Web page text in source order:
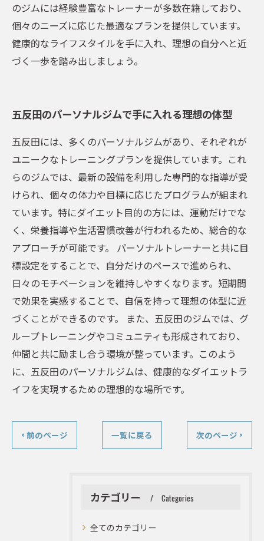
のジムには経験豊富なトレーナーが多数在籍しており、
個々のニーズに応じた最適なプランを提供しています。
健康的なライフスタイルを手に入れ、理想の自分へと近
づく一歩を踏み出しましょう。
五反田のパーソナルジムで手に入れる理想の体型
五反田には、多くのパーソナルジムがあり、それぞれが
ユニークなトレーニングプランを提供しています。これ
らのジムでは、最新の設備を利用した専門的な指導が受
けられ、個々の体力や目標に応じたプログラムが組まれ
ています。特にダイエット目的の方には、運動だけでな
く、栄養指導や生活習慣改善が行われるため、総合的な
アプローチが可能です。 パーソナルトレーナーと共に目
標設定をすることで、自分だけのペースで進められ、
日々のモチベーションを維持しやすくなります。短期間
で効果を実感することで、自信を持って理想の体型に近
づくことができるのです。 また、五反田のジムでは、グ
ループトレーニングやコミュニティも形成されており、
仲間と共に励まし合う環境が整っています。このよう
に、五反田のパーソナルジムは、健康的なダイエットラ
イフを実現するための理想的な場所です。
< 前のページ 一覧に戻る 次のページ >
カテゴリー Categories
全てのカテゴリー